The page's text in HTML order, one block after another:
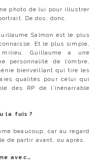
photo de lui pour illustrer
De dos, donc.
Salmon est le plus
Et le plus simple,
Guillaume a une
personnalité de l’ombre,
bienveillant qui tire les
qualités pour celui qui
des RP de l’inénarrable
la fuis ?
beaucoup, car au regard
de partir avant, ou après.
avec…